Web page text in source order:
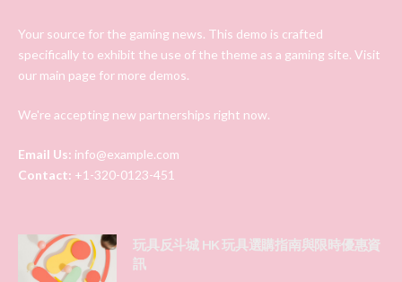
Your source for the gaming news. This demo is crafted
specifically to exhibit the use of the theme as a gaming site. Visit
our main page for more demos.
We're accepting new partnerships right now.
Email Us: info@example.com
Contact: +1-320-0123-451
玩具反斗城 HK 玩具選購指南與限時優惠資
訊